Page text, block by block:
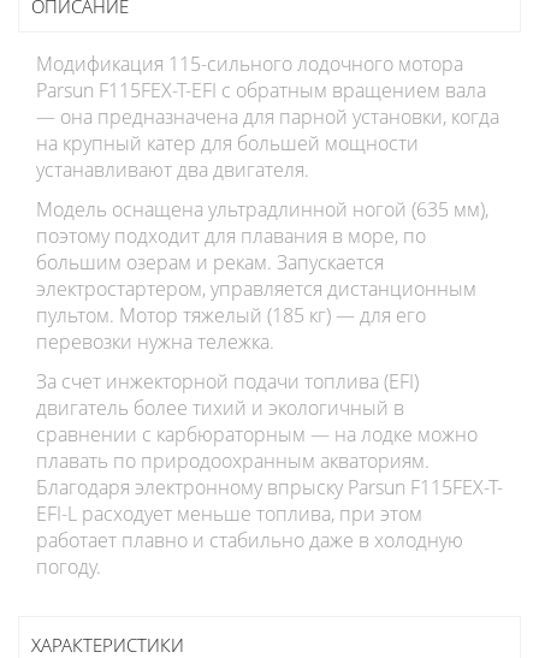
ОПИСАНИЕ
Модификация 115-сильного лодочного мотора
Parsun F115FEX-T-EFI с обратным вращением вала
— она предназначена для парной установки, когда
на крупный катер для большей мощности
устанавливают два двигателя.
Модель оснащена ультрадлинной ногой (635 мм),
поэтому подходит для плавания в море, по
большим озерам и рекам. Запускается
электростартером, управляется дистанционным
пультом. Мотор тяжелый (185 кг) — для его
перевозки нужна тележка.
За счет инжекторной подачи топлива (EFI)
двигатель более тихий и экологичный в
сравнении с карбюраторным — на лодке можно
плавать по природоохранным акваториям.
Благодаря электронному впрыску Parsun F115FEX-T-
EFI-L расходует меньше топлива, при этом
работает плавно и стабильно даже в холодную
погоду.
ХАРАКТЕРИСТИКИ